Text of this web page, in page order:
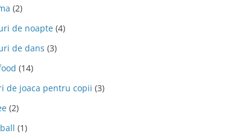
(2)
de noapte (4)
de dans (3)
(14)
de joaca pentru copii (3)
(2)
(1)